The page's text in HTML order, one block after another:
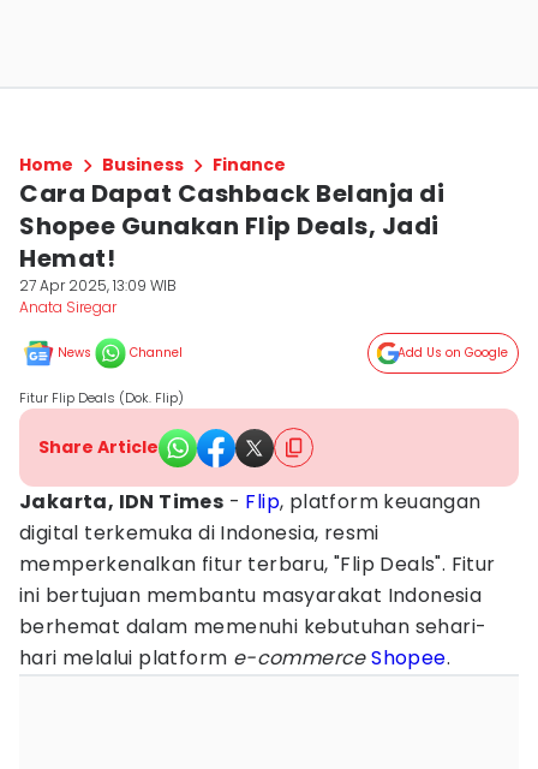
Home Business Finance
Cara Dapat Cashback Belanja di
Shopee Gunakan Flip Deals, Jadi
Hemat!
27 Apr 2025, 13:09 WIB
Anata Siregar
News Channel Add Us on Google
Fitur Flip Deals (Dok. Flip)
Share Article
Jakarta, IDN Times - Flip, platform keuangan
digital terkemuka di Indonesia, resmi
memperkenalkan fitur terbaru, "Flip Deals". Fitur
ini bertujuan membantu masyarakat Indonesia
berhemat dalam memenuhi kebutuhan sehari-
hari melalui platform e-commerceShopee.